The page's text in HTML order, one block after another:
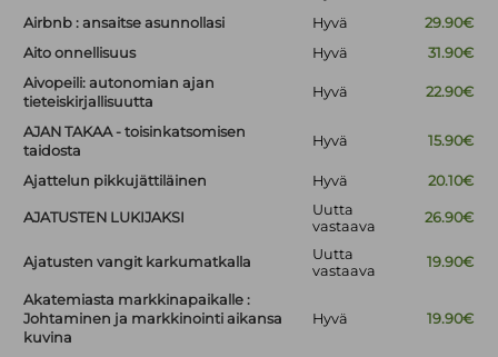
Airbnb : ansaitse asunnollasi
Hyvä
29.90€
Aito onnellisuus
Hyvä
31.90€
Aivopeili: autonomian ajan
tieteiskirjallisuutta
Hyvä 22.90€
AJAN TAKAA - toisinkatsomisen
taidosta
Hyvä 15.90€
Ajattelun pikkujättiläinen Hyvä 20.10€
AJATUSTEN LUKIJAKSI
Uutta
vastaava
26.90€
Ajatusten vangit karkumatkalla
Uutta
vastaava
19.90€
Akatemiasta markkinapaikalle :
Johtaminen ja markkinointi aikansa
kuvina
Hyvä 19.90€